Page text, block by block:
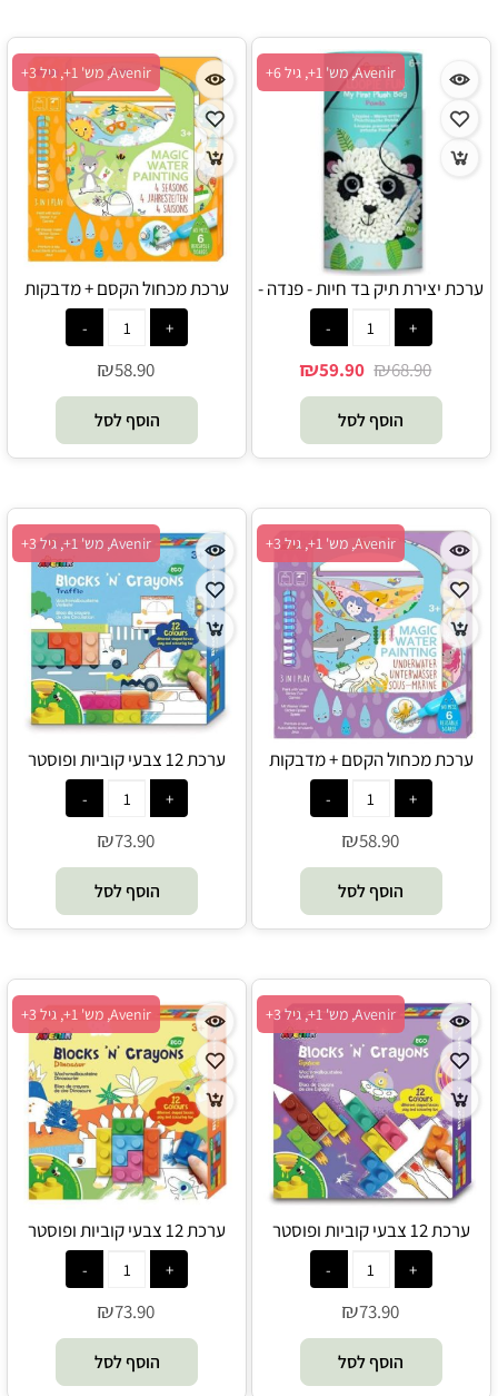
Avenir, מש' 1+, גיל 6+
ערכת יצירת תיק בד חיות - פנדה -
Avenir
₪68.90
₪59.90
הוסף לסל
Avenir, מש' 1+, גיל 3+
ערכת מכחול הקסם + מדבקות
ומשחקי חשיבה - עונות השנה -
Avenir
₪58.90
הוסף לסל
Avenir, מש' 1+, גיל 3+
ערכת מכחול הקסם + מדבקות
ומשחקי חשיבה - מתחת למים -
Avenir
₪58.90
הוסף לסל
Avenir, מש' 1+, גיל 3+
ערכת 12 צבעי קוביות ופוסטר
לצביעה - תחבורה - Avenir
₪73.90
הוסף לסל
Avenir, מש' 1+, גיל 3+
ערכת 12 צבעי קוביות ופוסטר
לצביעה - חלל - Avenir
₪73.90
הוסף לסל
Avenir, מש' 1+, גיל 3+
ערכת 12 צבעי קוביות ופוסטר
לצביעה - דינוזאורים - Avenir
₪73.90
הוסף לסל